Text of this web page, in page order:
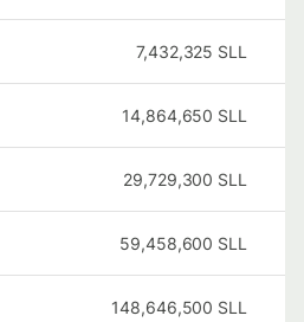
7,432,325 SLL
14,864,650 SLL
29,729,300 SLL
59,458,600 SLL
148,646,500 SLL